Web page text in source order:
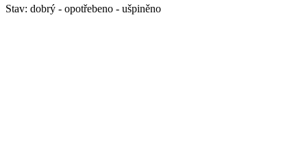
Stav: dobrý - opotřebeno - ušpiněno